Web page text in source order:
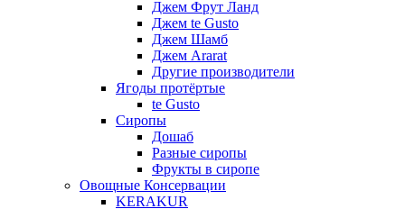
Джем Фрут Ланд
Джем te Gusto
Джем Шамб
Джем Ararat
Другие производители
Ягоды протёртые
te Gusto
Сиропы
Дошаб
Разные сиропы
Фрукты в сиропе
Овощные Консервации
KERAKUR